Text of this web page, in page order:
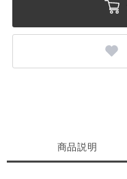
商品説明